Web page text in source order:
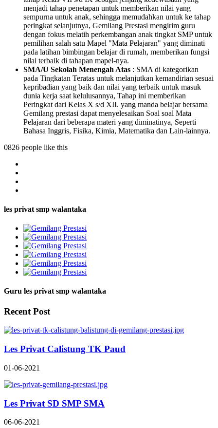
menjadi tahap penetapan untuk memberikan nilai yang
sempurna untuk anak, sehingga memudahkan untuk ke tahap
peringkat selanjutnya, Gemilang Prestasi mengirim guru
dengan fokus melatih perkembangan anak tingkat SMP untuk
pemilihan salah satu Mapel "Mata Pelajaran" yang diminati
pada latihan bimbingan belajar di rumah, memberikan fungsi
nilai terbaik di tahapan mapel-nya.
SMA/U Sekolah Menengah Atas : SMA di kategorikan
pada Tingkatan Teratas untuk melanjutkan kemandirian sesuai
kepribadian yang baik dan nilai yang terbaik untuk masuk
dunia kerja saat kelulusannya, Tahap ini memberikan
Peringkat dari Kelas X s/d XII. yang manda belajar bersama
Gemilang prestasi dapat menyelesaikan Soal soal Mata
Pelajaran dari beberapa materi yang diminatinya, Seperti
Bahasa Inggris, Fisika, Kimia, Matematika dan Lain-lainnya.
0826 people like this
les privat smp walantaka
Guru les privat smp walantaka
Recent Post
Les Privat Calistung TK Paud
01-06-2021
Les Privat SD SMP SMA
06-06-2021